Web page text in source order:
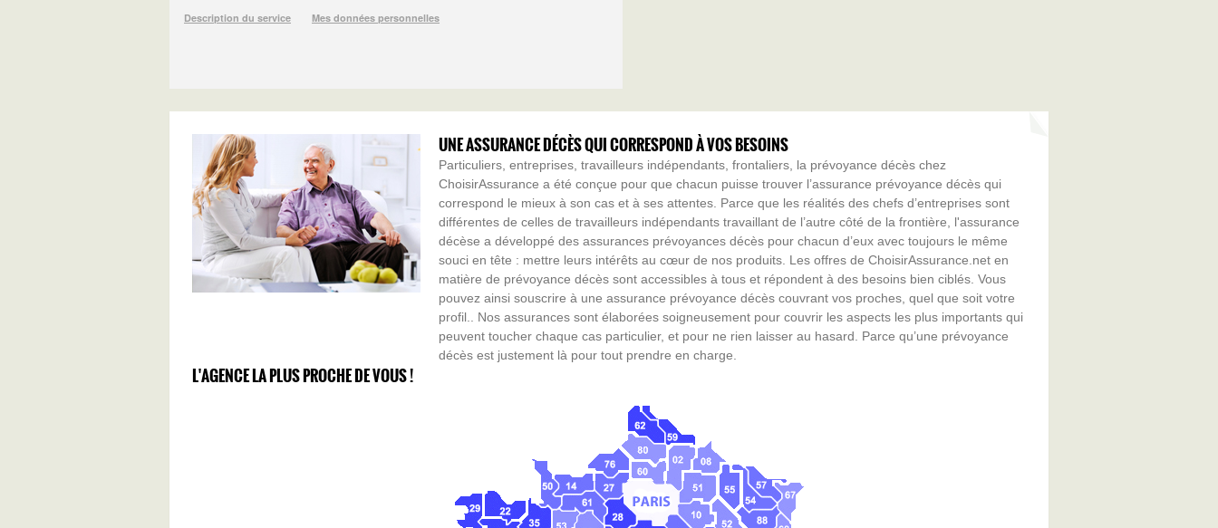
UNE ASSURANCE DÉCÈS QUI CORRESPOND À VOS BESOINS
Particuliers, entreprises, travailleurs indépendants, frontaliers, la prévoyance décès chez
ChoisirAssurance a été conçue pour que chacun puisse trouver l’assurance prévoyance décès qui
correspond le mieux à son cas et à ses attentes. Parce que les réalités des chefs d’entreprises sont
différentes de celles de travailleurs indépendants travaillant de l’autre côté de la frontière, l'assurance
décèse a développé des assurances prévoyances décès pour chacun d’eux avec toujours le même
souci en tête : mettre leurs intérêts au cœur de nos produits. Les offres de ChoisirAssurance.net en
matière de prévoyance décès sont accessibles à tous et répondent à des besoins bien ciblés. Vous
pouvez ainsi souscrire à une assurance prévoyance décès couvrant vos proches, quel que soit votre
profil.. Nos assurances sont élaborées soigneusement pour couvrir les aspects les plus importants qui
peuvent toucher chaque cas particulier, et pour ne rien laisser au hasard. Parce qu’une prévoyance
décès est justement là pour tout prendre en charge.
L'AGENCE LA PLUS PROCHE DE VOUS !